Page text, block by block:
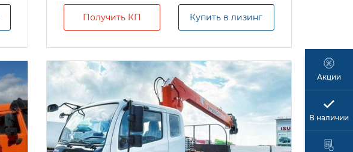
Получить КП Купить в лизинг
Акции
В наличии